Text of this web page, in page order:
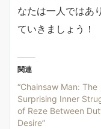
なたは一人ではあ
ていきましょう！
関連
“Chainsaw Man: The
Surprising Inner
of Reze Between
Desire”